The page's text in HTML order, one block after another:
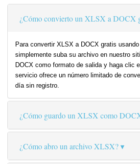
¿Cómo convierto un XLSX a DOCX
Para convertir XLSX a DOCX gratis
simplemente suba su archivo en nuestro
DOCX como formato de salida y haga clic
servicio ofrece un número limitado de
día sin registro.
¿Cómo guardo un XLSX como
¿Cómo abro un archivo XLSX?